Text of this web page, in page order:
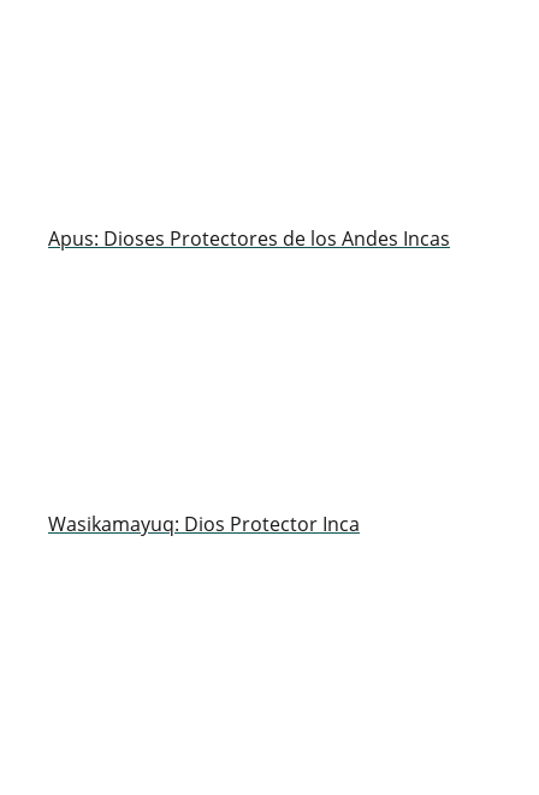
Apus: Dioses Protectores de los Andes Incas
Wasikamayuq: Dios Protector Inca